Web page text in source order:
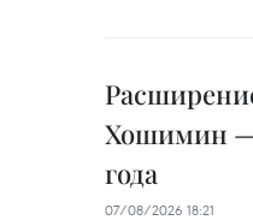
Хошимин —
года
07/08/2026 18:21